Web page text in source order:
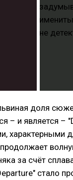
доля
– и является –
характерными
за счёт
стало